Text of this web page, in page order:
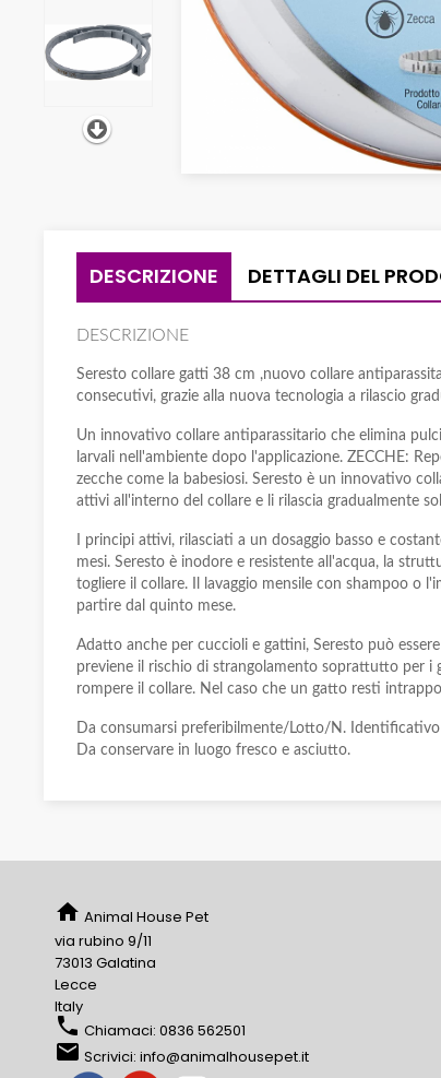
DESCRIZIONE DETTAGLI DEL
DESCRIZIONE
Seresto collare gatti 38 cm ,nuovo collare
consecutivi, grazie alla nuova tecnologia a rilascio
Un innovativo collare antiparassitario che elimina
larvali nell'ambiente dopo l'applicazione. ZECCHE:
zecche come la babesiosi. Seresto è un innovativo
attivi all'interno del collare e li rilascia gradualmente
I principi attivi, rilasciati a un dosaggio basso e
mesi. Seresto è inodore e resistente all'acqua, la
togliere il collare. Il lavaggio mensile con shampoo o
partire dal quinto mese.
Adatto anche per cuccioli e gattini, Seresto può
previene il rischio di strangolamento soprattutto per i
rompere il collare. Nel caso che un gatto resti
Da consumarsi preferibilmente/Lotto/N.
Da conservare in luogo fresco e asciutto.
home Animal House Pet
via rubino 9/11
73013 Galatina
Lecce
Italy
phone Chiamaci: 0836 562501
email Scrivici: info@animalhousepet.it